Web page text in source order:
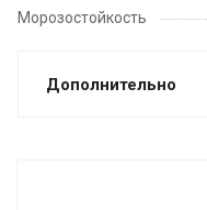
Морозостойкость
Дополнительно